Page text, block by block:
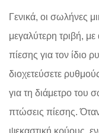
Γενικά, οι σωλήνες
μεγαλύτερη τριβή,
πίεσης για τον ίδιο
διοχετεύσετε
για τη διάμετρο του
πτώσεις πίεσης.
ψεκαστική κρύους,